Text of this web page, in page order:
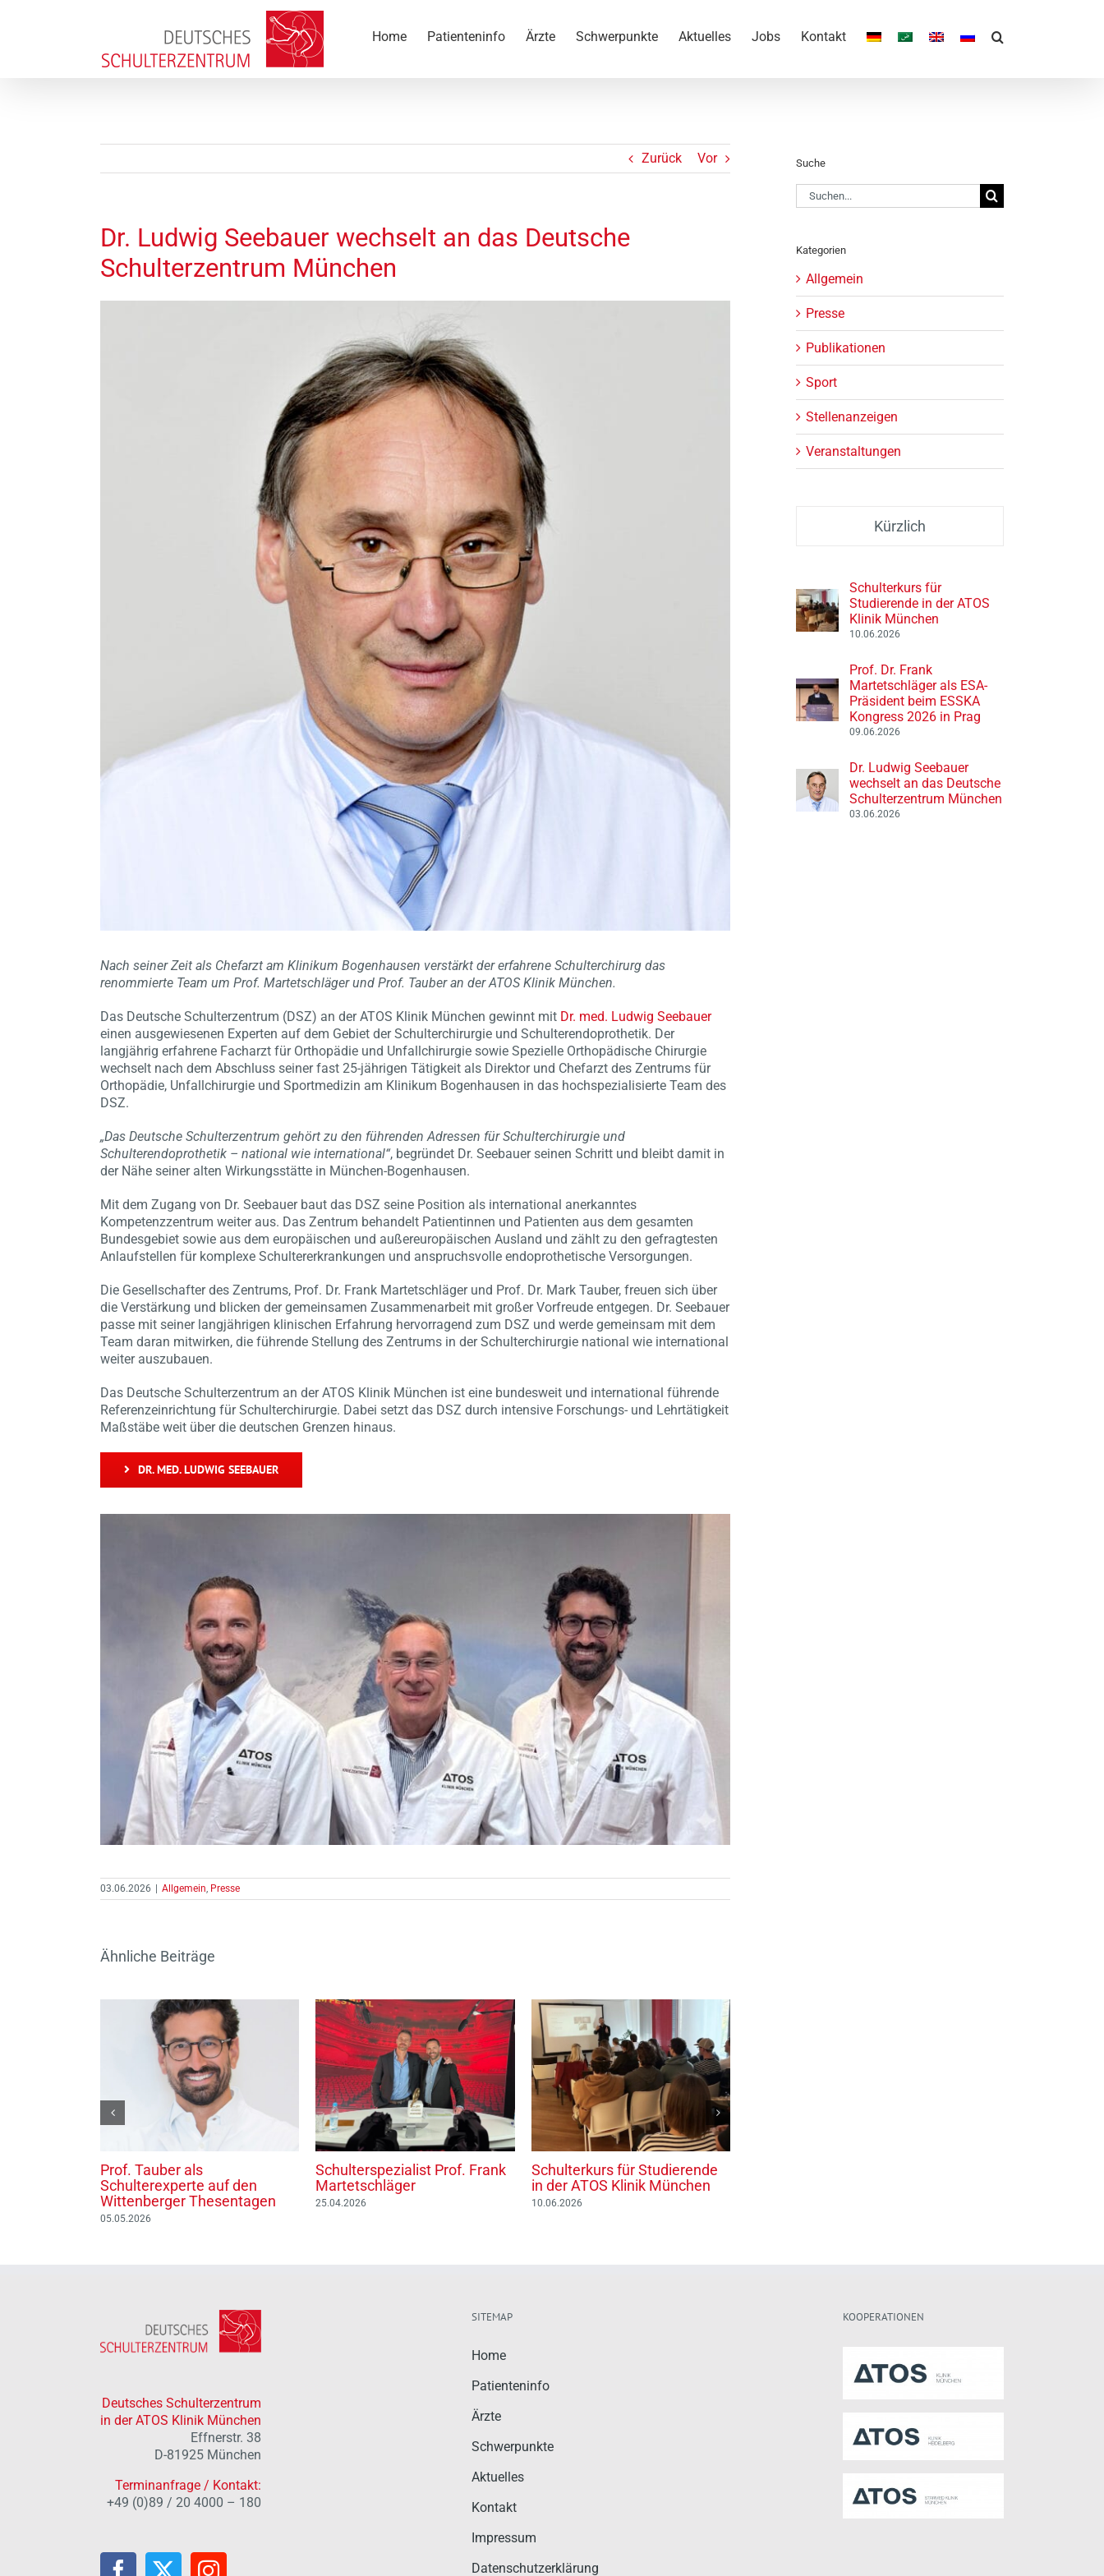
Home Patienteninfo Ärzte Schwerpunkte Aktuelles Jobs Kontakt
Zurück Vor
Dr. Ludwig Seebauer wechselt an das Deutsche
Schulterzentrum München
Nach seiner Zeit als Chefarzt am Klinikum Bogenhausen verstärkt der erfahrene Schulterchirurg das
renommierte Team um Prof. Martetschläger und Prof. Tauber an der ATOS Klinik München.
Das Deutsche Schulterzentrum (DSZ) an der ATOS Klinik München gewinnt mit Dr. med. Ludwig Seebauer
einen ausgewiesenen Experten auf dem Gebiet der Schulterchirurgie und Schulterendoprothetik. Der
langjährig erfahrene Facharzt für Orthopädie und Unfallchirurgie sowie Spezielle Orthopädische Chirurgie
wechselt nach dem Abschluss seiner fast 25-jährigen Tätigkeit als Direktor und Chefarzt des Zentrums für
Orthopädie, Unfallchirurgie und Sportmedizin am Klinikum Bogenhausen in das hochspezialisierte Team des
DSZ.
„Das Deutsche Schulterzentrum gehört zu den führenden Adressen für Schulterchirurgie und
Schulterendoprothetik – national wie international“, begründet Dr. Seebauer seinen Schritt und bleibt damit in
der Nähe seiner alten Wirkungsstätte in München-Bogenhausen.
Mit dem Zugang von Dr. Seebauer baut das DSZ seine Position als international anerkanntes
Kompetenzzentrum weiter aus. Das Zentrum behandelt Patientinnen und Patienten aus dem gesamten
Bundesgebiet sowie aus dem europäischen und außereuropäischen Ausland und zählt zu den gefragtesten
Anlaufstellen für komplexe Schultererkrankungen und anspruchsvolle endoprothetische Versorgungen.
Die Gesellschafter des Zentrums, Prof. Dr. Frank Martetschläger und Prof. Dr. Mark Tauber, freuen sich über
die Verstärkung und blicken der gemeinsamen Zusammenarbeit mit großer Vorfreude entgegen. Dr. Seebauer
passe mit seiner langjährigen klinischen Erfahrung hervorragend zum DSZ und werde gemeinsam mit dem
Team daran mitwirken, die führende Stellung des Zentrums in der Schulterchirurgie national wie international
weiter auszubauen.
Das Deutsche Schulterzentrum an der ATOS Klinik München ist eine bundesweit und international führende
Referenzeinrichtung für Schulterchirurgie. Dabei setzt das DSZ durch intensive Forschungs- und Lehrtätigkeit
Maßstäbe weit über die deutschen Grenzen hinaus.
DR. MED. LUDWIG SEEBAUER
03.06.2026 Allgemein, Presse
Ähnliche Beiträge
Prof. Tauber als
Schulterexperte auf den
Wittenberger Thesentagen
05.05.2026
Schulterspezialist Prof. Frank
Martetschläger
25.04.2026
Schulterkurs für Studierende
in der ATOS Klinik München
10.06.2026
Suche
Suche
nach:
Kategorien
Allgemein
Presse
Publikationen
Sport
Stellenanzeigen
Veranstaltungen
Kürzlich
Schulterkurs für
Studierende in der ATOS
Klinik München
10.06.2026
Prof. Dr. Frank
Martetschläger als ESA-
Präsident beim ESSKA
Kongress 2026 in Prag
09.06.2026
Dr. Ludwig Seebauer
wechselt an das Deutsche
Schulterzentrum München
03.06.2026
Deutsches Schulterzentrum
in der ATOS Klinik München
Effnerstr. 38
D-81925 München
Terminanfrage / Kontakt:
+49 (0)89 / 20 4000 – 180
SITEMAP
Home
Patienteninfo
Ärzte
Schwerpunkte
Aktuelles
Kontakt
Impressum
Datenschutzerklärung
KOOPERATIONEN